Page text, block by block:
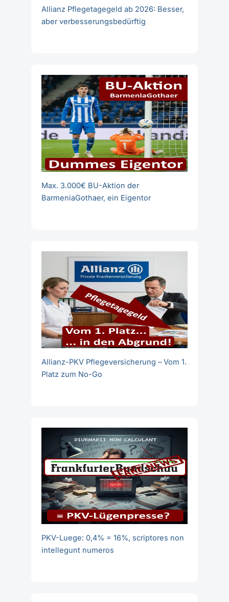
Allianz Pflegetagegeld ab 2026: Besser,
aber verbesserungsbedürftig
Max. 3.000€ BU-Aktion der
BarmeniaGothaer, ein Eigentor
Allianz-PKV Pflegeversicherung – Vom 1.
Platz zum No-Go
PKV-Luege: 0,4% = 16%, scriptores non
intellegunt numeros